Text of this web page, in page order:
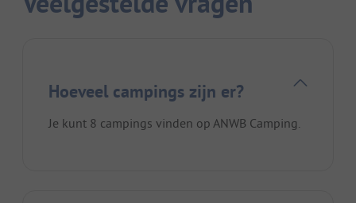
Hoeveel campings zijn er?
Je kunt 8 campings vinden op ANWB Camping.